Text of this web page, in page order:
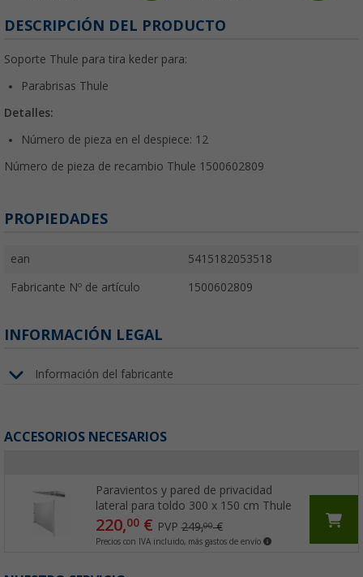
DESCRIPCIÓN DEL PRODUCTO
Soporte Thule para tira keder para:
Parabrisas Thule
Detalles:
Número de pieza en el despiece: 12
Número de pieza de recambio Thule 1500602809
PROPIEDADES
ean 5415182053518
Fabricante Nº de artículo 1500602809
INFORMACIÓN LEGAL
Información del fabricante
ACCESORIOS NECESARIOS
Paravientos y pared de privacidad
lateral para toldo 300 x 150 cm Thule
220,00€ PVP249,00€
Precios con IVA incluido, más gastos de envío